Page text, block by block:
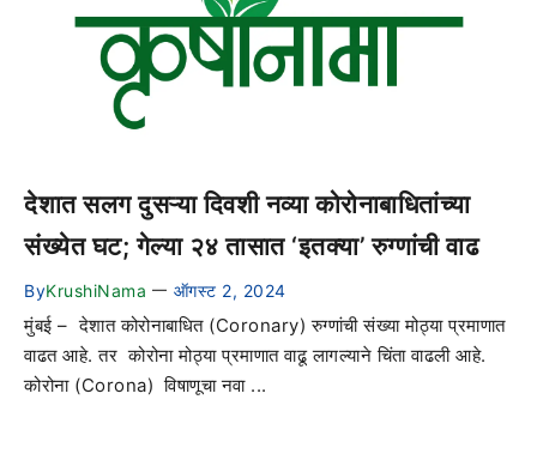
देशात सलग दुसऱ्या दिवशी नव्या कोरोनाबाधितांच्या
संख्येत घट; गेल्या २४ तासात ‘इतक्या’ रुग्णांची वाढ
ByKrushiNama — ऑगस्ट 2, 2024
मुंबई – देशात कोरोनाबाधित (Coronary) रुग्णांची संख्या मोठ्या प्रमाणात
वाढत आहे. तर कोरोना मोठ्या प्रमाणात वाढू लागल्याने चिंता वाढली आहे.
कोरोना (Corona) विषाणूचा नवा ...